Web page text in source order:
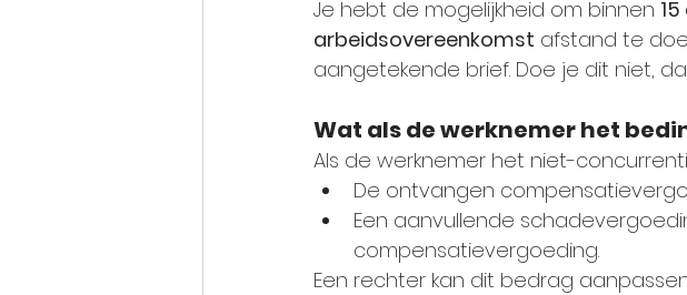
Je hebt de mogelijkheid om binnen
arbeidsovereenkomst afstand te
aangetekende brief. Doe je dit niet,
Wat als de werknemer het
Als de werknemer het niet-
De ontvangen
Een aanvullende
compensatievergoeding.
Een rechter kan dit bedrag